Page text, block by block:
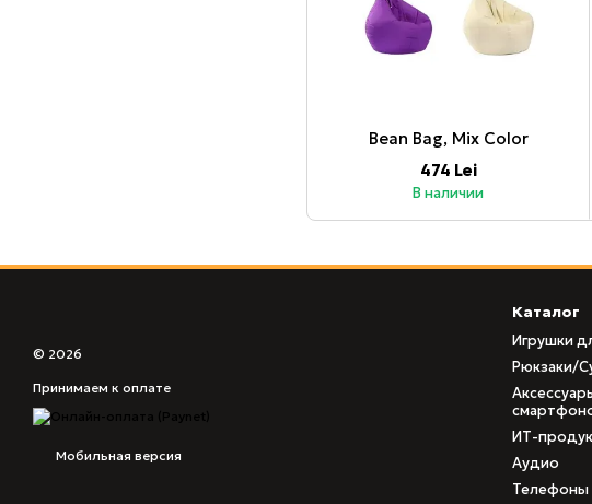
Bean Bag, Mix Color
474 Lei
В наличии
© 2026
Принимаем к оплате
Мобильная версия
Каталог
Игрушки
Рюкзаки/
ИТ-
Аудио
Телефоны